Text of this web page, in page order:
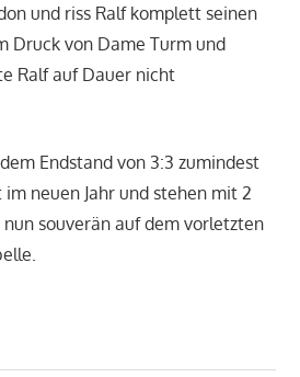
und riss Ralf komplett seinen
Druck von Dame Turm und
Ralf auf Dauer nicht
Endstand von 3:3 zumindest
neuen Jahr und stehen mit 2
souverän auf dem vorletzten